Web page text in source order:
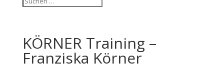
KÖRNER Training –
Franziska Körner